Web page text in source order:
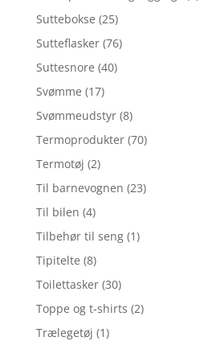
Suttebokse (25)
Sutteflasker (76)
Suttesnore (40)
Svømme (17)
Svømmeudstyr (8)
Termoprodukter (70)
Termotøj (2)
Til barnevognen (23)
Til bilen (4)
Tilbehør til seng (1)
Tipitelte (8)
Toilettasker (30)
Toppe og t-shirts (2)
Trælegetøj (1)